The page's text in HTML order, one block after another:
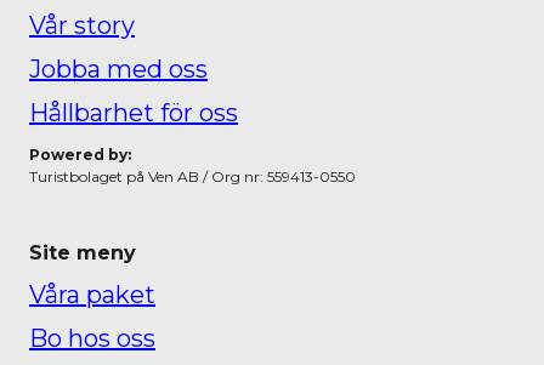
Vår story
Jobba med oss
Hållbarhet för oss
Powered by:
Turistbolaget på Ven AB / Org nr: 559413-0550
Site meny
Våra paket
Bo hos oss